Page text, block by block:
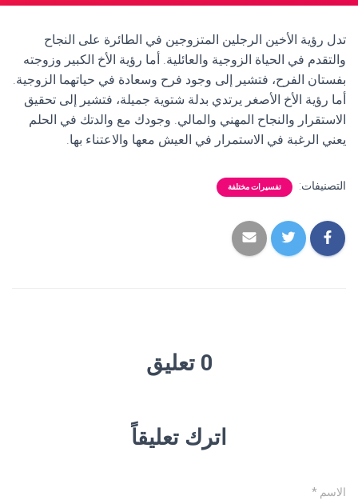
تدل رؤية الأخين الرجلين المتزوجين في الطائرة على النجاح
والتقدم في الحياة الزوجية والعائلية. أما رؤية الأخ الكبير وزوجته
بفستان الفرح، فتشير إلى وجود فرح وسعادة في حياتهما الزوجية.
أما رؤية الأخ الأصغر يرتدي بدلة شتوية جميلة، فتشير إلى تحقيق
الاستقرار والنجاح المهني والمالي. وجودك مع والدتك في الحلم
يعني الرغبة في الاستمرار في العيش معها والاعتناء بها.
التصنيفات: تفسيرات مختلفة
0 تعليق
اترك تعليقاً
الاسم *